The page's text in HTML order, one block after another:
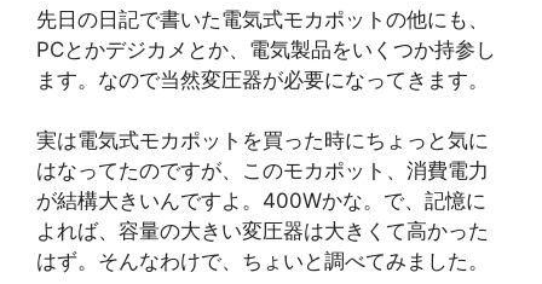
先日の日記で書いた電気式モカポットの他にも、
PCとかデジカメとか、電気製品をいくつか持参し
ます。なので当然変圧器が必要になってきます。
実は電気式モカポットを買った時にちょっと気に
はなってたのですが、このモカポット、消費電力
が結構大きいんですよ。400Wかな。で、記憶に
よれば、容量の大きい変圧器は大きくて高かった
はず。そんなわけで、ちょいと調べてみました。